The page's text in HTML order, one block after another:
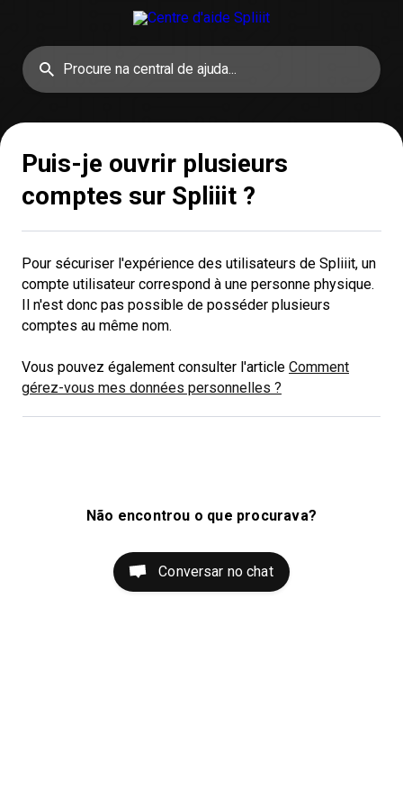
Puis-je ouvrir plusieurs
comptes sur Spliiit ?
Pour sécuriser l'expérience des utilisateurs de Spliiit, un
compte utilisateur correspond à une personne physique.
Il n'est donc pas possible de posséder plusieurs
comptes au même nom.
Vous pouvez également consulter l'article Comment
gérez-vous mes données personnelles ?
Não encontrou o que procurava?
Conversar no chat